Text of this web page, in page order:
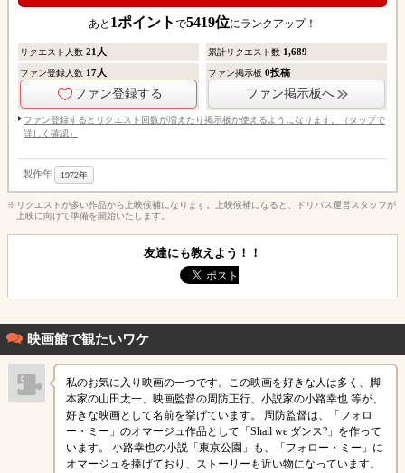
あと 1ポイント で5419位にランクアップ！
リクエスト人数 21人 累計リクエスト数 1,689
ファン登録人数 17人
ファン登録する
ファン掲示板0投稿
ファン掲示板へ
ファン登録するとリクエスト回数が増えたり掲示板が使えるようになります。（タップで
詳しく確認）
製作年 1972年
※リクエストが多い作品から上映候補になります。上映候補になると、ドリパス運営スタッフが
上映に向けて準備を開始いたします。
友達にも教えよう！！
映画館で観たいワケ
私のお気に入り映画の一つです。この映画を好きな人は多く、脚
本家の山田太一、映画監督の周防正行、小説家の小路幸也 等が、
好きな映画として名前を挙げています。 周防監督は、「フォロ
ー・ミー」のオマージュ作品として「Shall we ダンス?」を作って
います。 小路幸也の小説「東京公園」も、「フォロー・ミー」に
オマージュを捧げており、ストーリーも近い物になっています。